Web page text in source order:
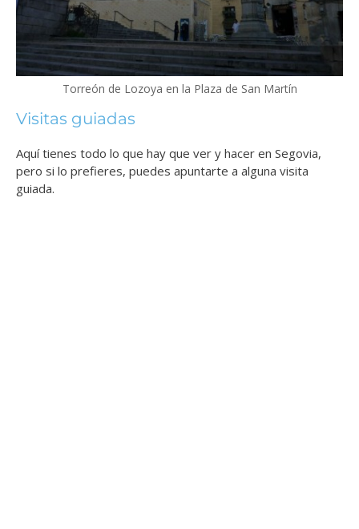
Torreón de Lozoya en la Plaza de San Martín
Visitas guiadas
Aquí tienes todo lo que hay que ver y hacer en Segovia,
pero si lo prefieres, puedes apuntarte a alguna visita
guiada.